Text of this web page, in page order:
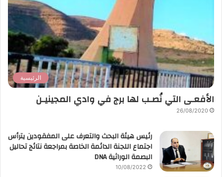
الرئيسية
الأفعـى التي نُصـب لها برج في وادي المجينيـن
26/08/2020
رئيس هيئة البحث والتعرف على المفقودين يترأس
اجتماع اللجنة الدائمة الخاصة بمراجعة نتائج تحاليل
البصمة الوراثية DNA
10/08/2022